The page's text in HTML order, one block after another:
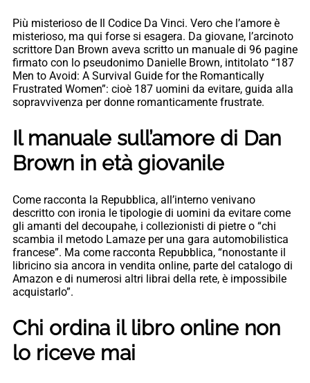
Più misterioso de Il Codice Da Vinci. Vero che l’amore è
misterioso, ma qui forse si esagera. Da giovane, l’arcinoto
scrittore Dan Brown aveva scritto un manuale di 96 pagine
firmato con lo pseudonimo Danielle Brown, intitolato “187
Men to Avoid: A Survival Guide for the Romantically
Frustrated Women”: cioè 187 uomini da evitare, guida alla
sopravvivenza per donne romanticamente frustrate.
Il manuale sull’amore di Dan
Brown in età giovanile
Come racconta la Repubblica, all’interno venivano
descritto con ironia le tipologie di uomini da evitare come
gli amanti del decoupahe, i collezionisti di pietre o “chi
scambia il metodo Lamaze per una gara automobilistica
francese”. Ma come racconta Repubblica, “nonostante il
libricino sia ancora in vendita online, parte del catalogo di
Amazon e di numerosi altri librai della rete, è impossibile
acquistarlo”.
Chi ordina il libro online non
lo riceve mai